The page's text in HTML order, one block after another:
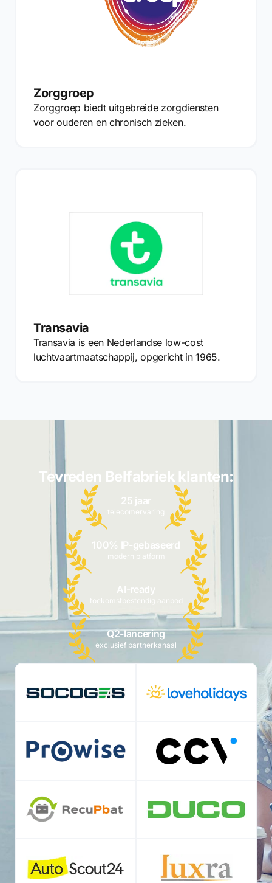
Zorggroep
Zorggroep biedt uitgebreide zorgdiensten
voor ouderen en chronisch zieken.
Transavia
Transavia is een Nederlandse low-cost
luchtvaartmaatschappij, opgericht in 1965.
Tevreden Belfabriek klanten:
25 jaar
telecomervaring
100% IP-gebaseerd
modern platform
AI-ready
toekomstbestendig aanbod
Q2-lancering
exclusief partnerkanaal